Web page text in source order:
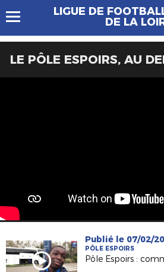
LIGUE DE
DE LA
LE PÔLE ESPOIRS, AU
Publié le 07/02/
PÔLE ESPOIRS